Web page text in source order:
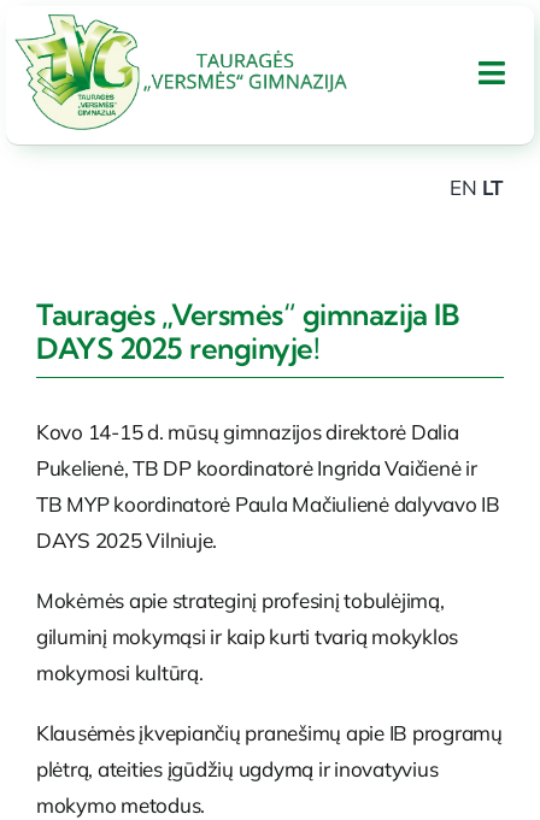
to
content
Tarptautinis bakalaureatas
Administracinė informacija
EN LT
Tauragės „Versmės“ gimnazija IB
DAYS 2025 renginyje!
Kovo 14-15 d. mūsų gimnazijos direktorė Dalia
Pukelienė, TB DP koordinatorė Ingrida Vaičienė ir
TB MYP koordinatorė Paula Mačiulienė dalyvavo IB
DAYS 2025 Vilniuje.
Mokėmės apie strateginį profesinį tobulėjimą,
giluminį mokymąsi ir kaip kurti tvarią mokyklos
mokymosi kultūrą.
Klausėmės įkvepiančių pranešimų apie IB programų
plėtrą, ateities įgūdžių ugdymą ir inovatyvius
mokymo metodus.